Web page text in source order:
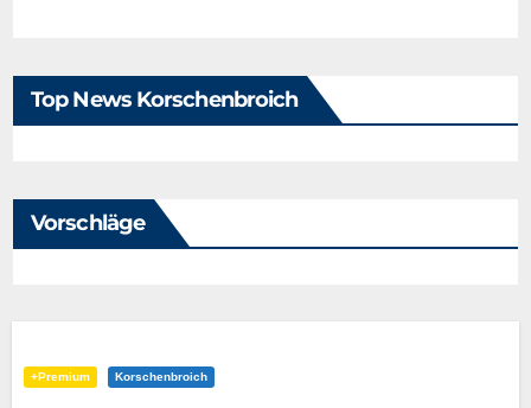
Top News Korschenbroich
Vorschläge
+Premium Korschenbroich